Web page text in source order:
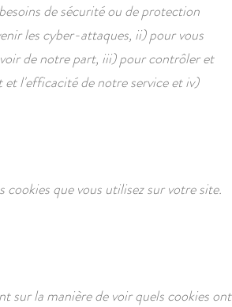
de sécurité ou de protection
les cyber-attaques, ii) pour vous
de notre part, iii) pour contrôler et
l'efficacité de notre service et iv)
que vous utilisez sur votre site.
sur la manière de voir quels cookies ont